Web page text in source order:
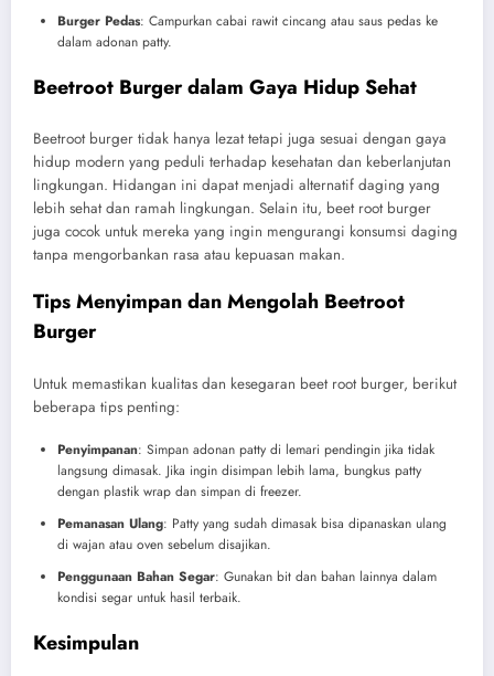
Burger Pedas: Campurkan cabai rawit cincang atau saus pedas ke
dalam adonan patty.
Beetroot Burger dalam Gaya Hidup Sehat
Beetroot burger tidak hanya lezat tetapi juga sesuai dengan gaya
hidup modern yang peduli terhadap kesehatan dan keberlanjutan
lingkungan. Hidangan ini dapat menjadi alternatif daging yang
lebih sehat dan ramah lingkungan. Selain itu, beet root burger
juga cocok untuk mereka yang ingin mengurangi konsumsi daging
tanpa mengorbankan rasa atau kepuasan makan.
Tips Menyimpan dan Mengolah Beetroot
Burger
Untuk memastikan kualitas dan kesegaran beet root burger, berikut
beberapa tips penting:
Penyimpanan: Simpan adonan patty di lemari pendingin jika tidak
langsung dimasak. Jika ingin disimpan lebih lama, bungkus patty
dengan plastik wrap dan simpan di freezer.
Pemanasan Ulang: Patty yang sudah dimasak bisa dipanaskan ulang
di wajan atau oven sebelum disajikan.
Penggunaan Bahan Segar: Gunakan bit dan bahan lainnya dalam
kondisi segar untuk hasil terbaik.
Kesimpulan